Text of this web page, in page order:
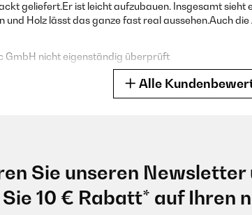
geliefert.Er ist leicht aufzubauen. Insgesamt
Holz lässt das ganze fast real aussehen.Auch
GmbH nicht eigenständig überprüft
GmbH nicht eigenständig überprüft
Alle
Sie unseren Newsletter
10 € Rabatt* auf Ihren